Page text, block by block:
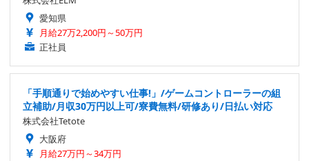
愛知県
月給27万2,200円～50万円
正社員
「手順通りで始めやすい仕事!」/ゲームコントローラーの組
立補助/月収30万円以上可/寮費無料/研修あり/日払い対応
株式会社Tetote
大阪府
月給27万円～34万円